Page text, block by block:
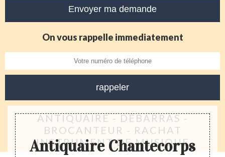
On vous rappelle immediatement
ANTIQUAIRE - DÉBARRAS -
BROCANTEUR - RACHAT
INSTRUMENT DE MUSIQUE
Antiquaire Chantecorps